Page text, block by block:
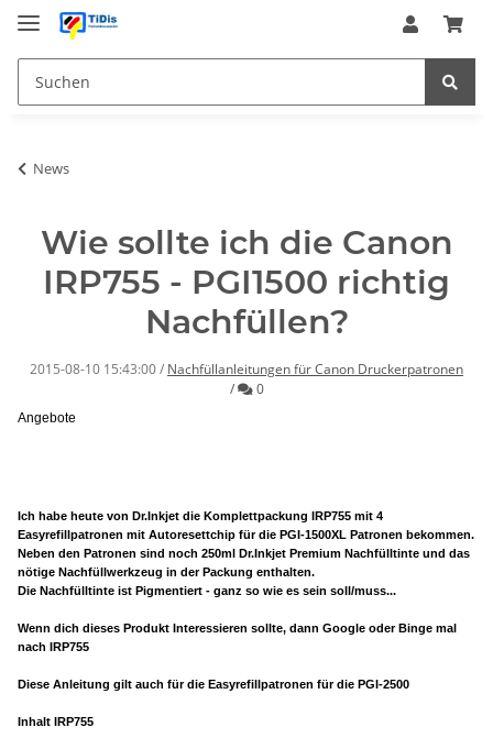
News
Wie sollte ich die Canon
IRP755 - PGI1500 richtig
Nachfüllen?
2015-08-10 15:43:00/ Nachfüllanleitungen für Canon Druckerpatronen
/
Kommentare
0
Angebote
Ich habe heute von Dr.Inkjet die Komplettpackung IRP755 mit 4
Easyrefillpatronen mit Autoresettchip für die PGI-1500XL Patronen bekommen.
Neben den Patronen sind noch 250ml Dr.Inkjet Premium Nachfülltinte und das
nötige Nachfüllwerkzeug in der Packung enthalten.
Die Nachfülltinte ist Pigmentiert - ganz so wie es sein soll/muss...
Wenn dich dieses Produkt Interessieren sollte, dann Google oder Binge mal
nach IRP755
Diese Anleitung gilt auch für die Easyrefillpatronen für die PGI-2500
Inhalt IRP755